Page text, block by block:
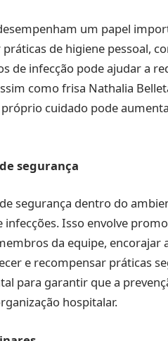
um papel
de higiene pessoal,
de infecção pode ajudar a
como frisa Nathalia
cuidado pode
segurança
segurança dentro do
infecções. Isso envolve
da equipe, encorajar
e recompensar práticas
para garantir que a
hospitalar.